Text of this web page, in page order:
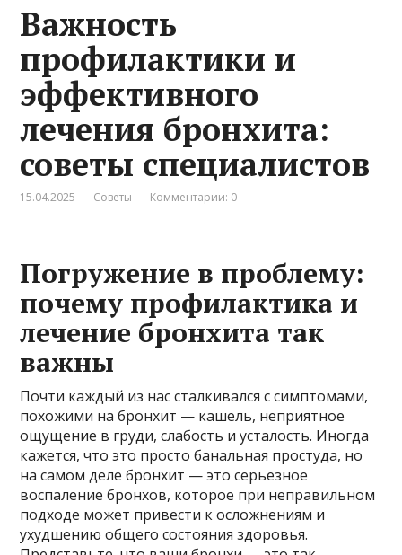
Важность
профилактики и
эффективного
лечения бронхита:
советы специалистов
15.04.2025 Советы Комментарии: 0
Погружение в проблему:
почему профилактика и
лечение бронхита так
важны
Почти каждый из нас сталкивался с симптомами,
похожими на бронхит — кашель, неприятное
ощущение в груди, слабость и усталость. Иногда
кажется, что это просто банальная простуда, но
на самом деле бронхит — это серьезное
воспаление бронхов, которое при неправильном
подходе может привести к осложнениям и
ухудшению общего состояния здоровья.